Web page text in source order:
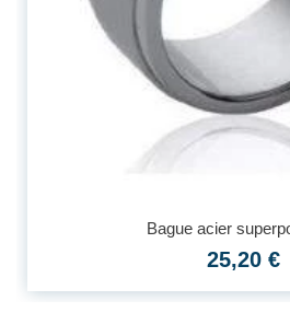
Bague acier
25,20 €